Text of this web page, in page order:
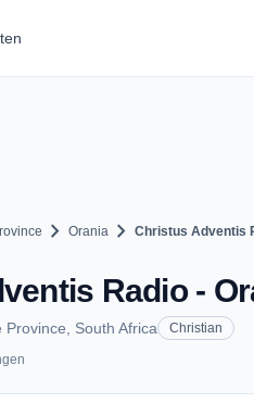
chevron_right Orania chevron_right Christus Adventis
Radio -
South Africa Christian